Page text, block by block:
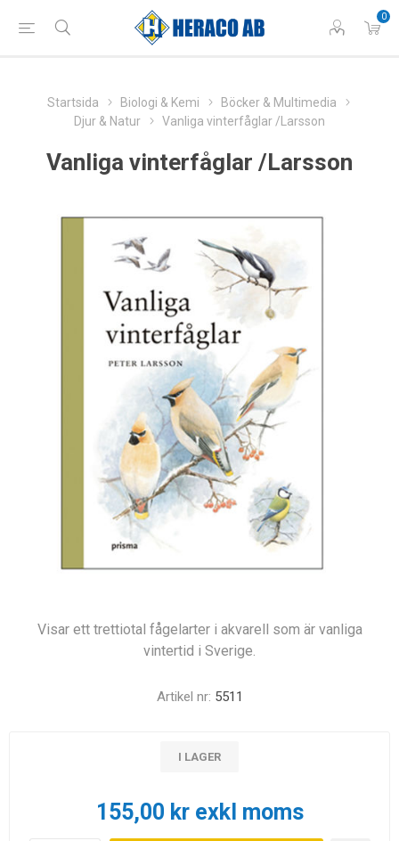
0
Startsida Biologi & Kemi
Böcker & Multimedia
Djur & Natur
Vanliga vinterfåglar /Larsson
Vanliga vinterfåglar /Larsson
Visar ett trettiotal fågelarter i akvarell som är vanliga
vintertid i Sverige.
Artikel nr: 5511
I LAGER
155,00 kr exkl moms